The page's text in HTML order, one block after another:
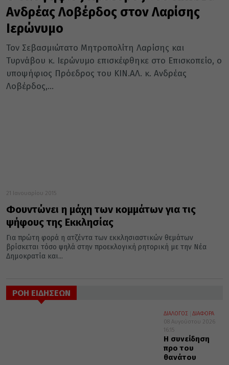
Ανδρέας Λοβέρδος στον Λαρίσης
Ιερώνυμο
Τον Σεβασμιώτατο Μητροπολίτη Λαρίσης και
Τυρνάβου κ. Ιερώνυμο επισκέφθηκε στο Επισκοπείο, ο
υποψήφιος Πρόεδρος του ΚΙΝ.ΑΛ. κ. Ανδρέας
Λοβέρδος,...
21 Ιανουαρίου 2015
Φουντώνει η μάχη των κομμάτων για τις
ψήφους της Εκκλησίας
Για πρώτη φορά η ατζέντα των εκκλησιαστικών θεμάτων
βρίσκεται τόσο ψηλά στην προεκλογική ρητορική με την Νέα
Δημοκρατία και...
ΡΟΗ ΕΙΔΗΣΕΩΝ
ΔΙΑΛΟΓΟΣ
ΔΙΑΦΟΡΑ
08 Αυγούστου 2026
16:15
Η συνείδηση
προ του
θανάτου